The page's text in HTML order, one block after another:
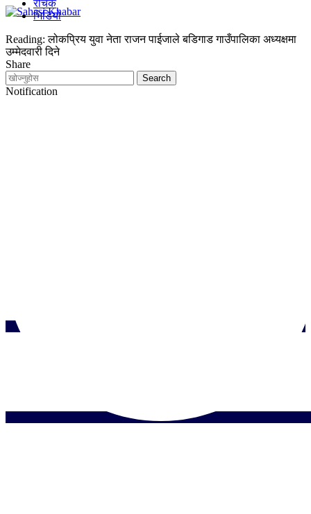
रोचक
भिडियो
Reading: लोकप्रिय युवा नेता राजन पाईजाले बडिगाड गाउँपालिका अध्यक्षमा
उम्मेदवारी दिने
Share
Notification